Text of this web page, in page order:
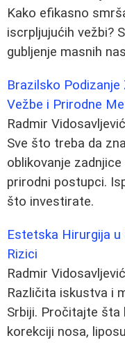
Kako efikasno
iscrpljujućih vežbi?
gubljenje masnih
Brazilsko Podizanje
Vežbe i Prirodne
Radmir Vidosavljević
Sve što treba da
oblikovanje
prirodni postupci.
što investirate.
Estetska Hirurgija
Rizici
Radmir Vidosavljević
Različita iskustva i
Srbiji. Pročitajte šta
korekciji nosa,